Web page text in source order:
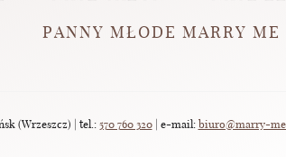
PANNY MŁODE MARRY ME
(Wrzeszcz) | tel.: 570 760 320| e-mail: biuro@marry-